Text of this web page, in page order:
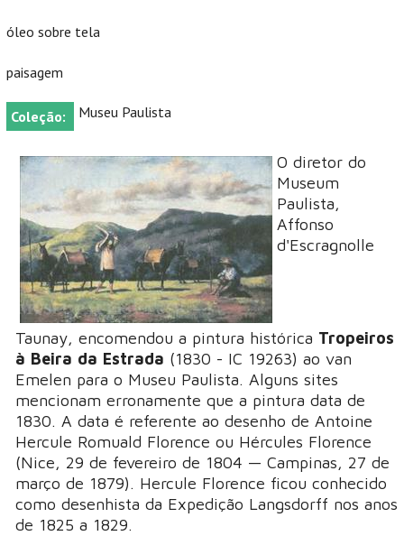
óleo sobre tela
paisagem
Coleção: Museu Paulista
O diretor do
Museum
Paulista,
Affonso
d'Escragnolle
Taunay, encomendou a pintura histórica Tropeiros
à Beira da Estrada (1830 - IC 19263) ao van
Emelen para o Museu Paulista. Alguns sites
mencionam erronamente que a pintura data de
1830. A data é referente ao desenho de Antoine
Hercule Romuald Florence ou Hércules Florence
(Nice, 29 de fevereiro de 1804 — Campinas, 27 de
março de 1879). Hercule Florence ficou conhecido
como desenhista da Expedição Langsdorff nos anos
de 1825 a 1829.